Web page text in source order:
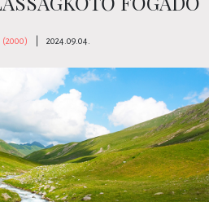
(2000) 2024.09.04.